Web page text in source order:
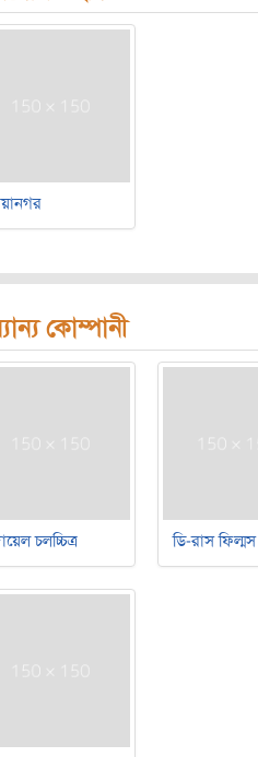
কোম্পানী
চলচ্চিত্র ডি-রাস ফিল্মস